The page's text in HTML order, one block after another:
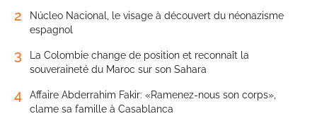
2
Núcleo Nacional, le visage à découvert du néonazisme
espagnol
3
La Colombie change de position et reconnaît la
souveraineté du Maroc sur son Sahara
4
Affaire Abderrahim Fakir: «Ramenez-nous son corps»,
clame sa famille à Casablanca